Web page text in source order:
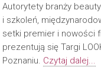
Autorytety branży
i szkoleń,
setki premier i nowości
prezentują się Targi
Poznaniu. Czytaj dalej...